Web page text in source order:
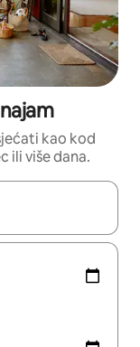
kao kod
ili više dana.
pregledati